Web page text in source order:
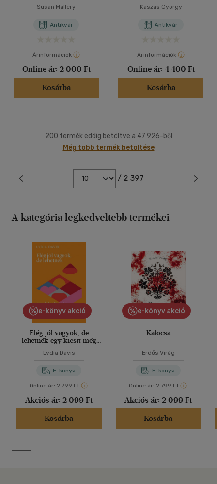
Susan Mallery
Antikvár
Árinformációk
Online ár: 2 000 Ft
Kosárba
Kaszás György
Antikvár
Árinformációk
Online ár: 4 400 Ft
Kosárba
200 termék eddig betöltve a 47 926-ből
Még több termék betöltése
/ 2 397
A kategória legkedveltebb termékei
e-könyv akció
Elég jól vagyok, de
lehetnék egy kicsit még
Lydia Davis
E-könyv
Online ár: 2 799 Ft
Akciós ár: 2 099 Ft
Kosárba
e-könyv akció
Kalocsa
Erdős Virág
E-könyv
Online ár: 2 799 Ft
Akciós ár: 2 099 Ft
Kosárba